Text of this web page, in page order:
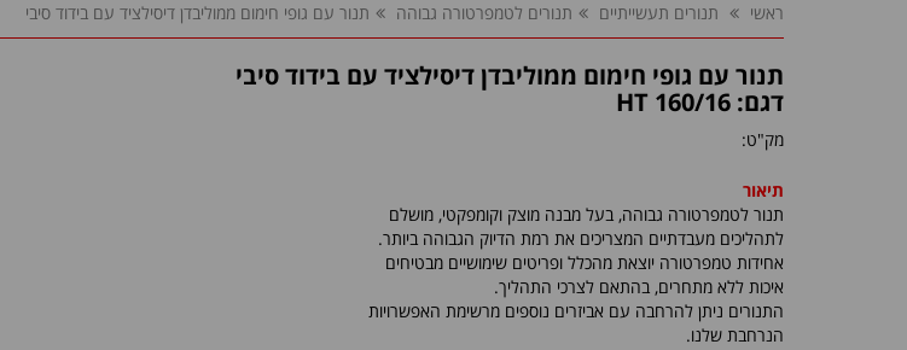
ראשי תנורים תעשייתיים תנורים לטמפרטורה גבוהה תנור עם גופי חימום ממוליבדן דיסילציד עם בידוד סיבי
תנור עם גופי חימום ממוליבדן דיסילציד עם בידוד סיבי
דגם: HT 160/16
מק"ט:
תיאור
תנור לטמפרטורה גבוהה, בעל מבנה מוצק וקומפקטי, מושלם
לתהליכים מעבדתיים המצריכים את רמת הדיוק הגבוהה ביותר.
אחידות טמפרטורה יוצאת מהכלל ופריטים שימושיים מבטיחים
איכות ללא מתחרים, בהתאם לצרכי התהליך.
התנורים ניתן להרחבה עם אביזרים נוספים מרשימת האפשרויות
הנרחבת שלנו.